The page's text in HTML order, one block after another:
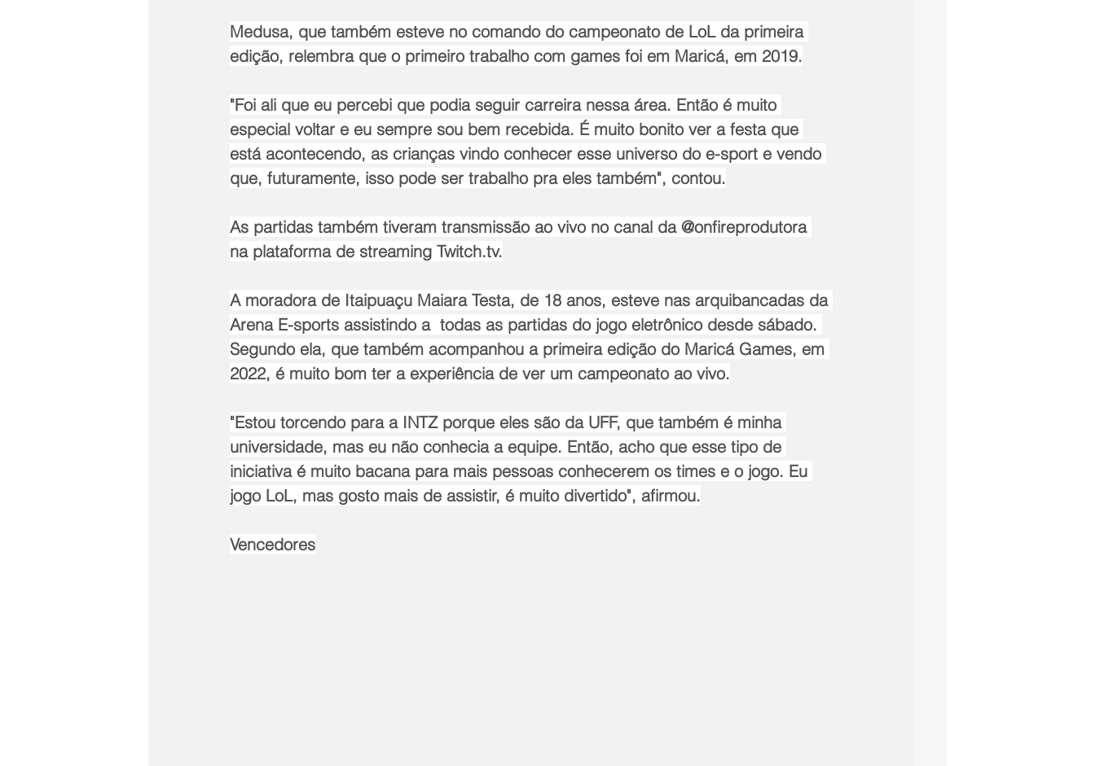
Medusa, que também esteve no comando do campeonato de LoL da primeira
edição, relembra que o primeiro trabalho com games foi em Maricá, em 2019.
"Foi ali que eu percebi que podia seguir carreira nessa área. Então é muito
especial voltar e eu sempre sou bem recebida. É muito bonito ver a festa que
está acontecendo, as crianças vindo conhecer esse universo do e-sport e vendo
que, futuramente, isso pode ser trabalho pra eles também", contou.
As partidas também tiveram transmissão ao vivo no canal da @onfireprodutora
na plataforma de streaming Twitch.tv.
A moradora de Itaipuaçu Maiara Testa, de 18 anos, esteve nas arquibancadas da
Arena E-sports assistindo a  todas as partidas do jogo eletrônico desde sábado.
Segundo ela, que também acompanhou a primeira edição do Maricá Games, em
2022, é muito bom ter a experiência de ver um campeonato ao vivo.
"Estou torcendo para a INTZ porque eles são da UFF, que também é minha
universidade, mas eu não conhecia a equipe. Então, acho que esse tipo de
iniciativa é muito bacana para mais pessoas conhecerem os times e o jogo. Eu
jogo LoL, mas gosto mais de assistir, é muito divertido", afirmou.
Vencedores